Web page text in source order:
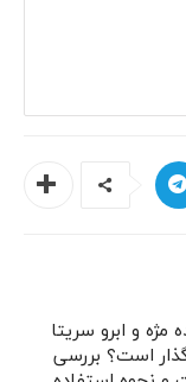
مژه و ابرو سریتا
است؟ بررسی